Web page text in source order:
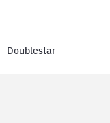
Doublestar